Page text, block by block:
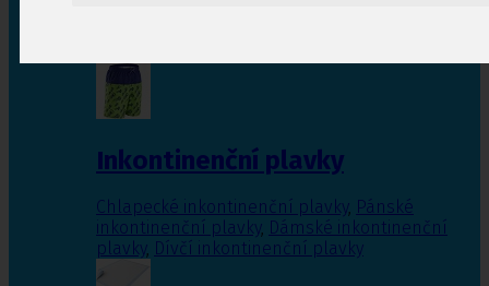
Inkontinenční plavky
Chlapecké inkontinenční plavky, Pánské
inkontinenční plavky, Dámské inkontinenční
plavky, Dívčí inkontinenční plavky